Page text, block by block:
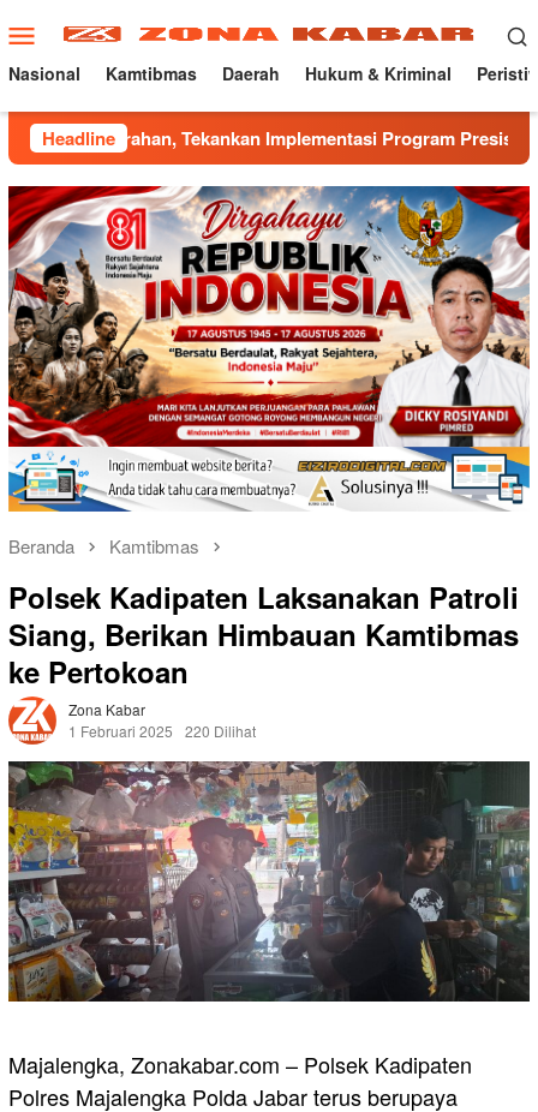
ke
konten
Menu
Mobile
Nasional Kamtibmas Daerah Hukum & Kriminal
Headline
Tekankan Implementasi Program Presisi Kapolri
Beranda Kamtibmas
Polsek Kadipaten Laksanakan Patroli
Siang, Berikan Himbauan Kamtibmas
ke Pertokoan
Zona Kabar
1 Februari 2025
220 Dilihat
Majalengka, Zonakabar.com – Polsek Kadipaten
Polres Majalengka Polda Jabar terus berupaya